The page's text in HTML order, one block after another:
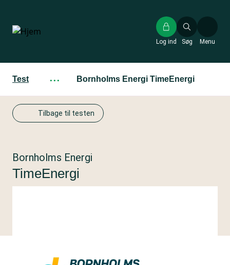
hovedindhold
Søg
Log ind Menu
Test ··· Bornholms Energi TimeEnergi
Tilbage til testen
Bornholms Energi
TimeEnergi